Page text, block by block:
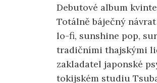
Debutové album
Totálně báječný
lo-fi, sunshine pop,
tradičními thajskými
zakladatel japonské
tokijském studiu